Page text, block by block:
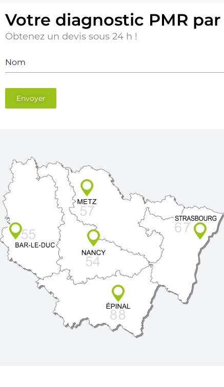
Votre diagnostic PMR par
Obtenez un devis sous 24 h !
Nom
Envoyer